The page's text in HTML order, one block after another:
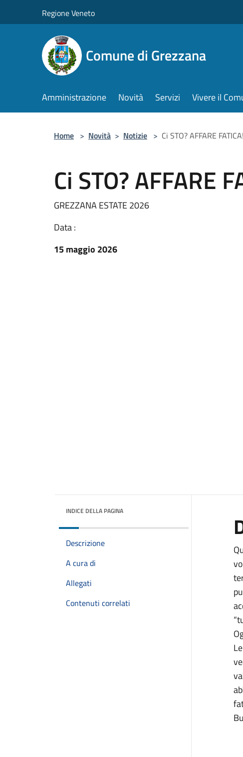
Regione Veneto
Comune di Grezzana
Amministrazione Novità Servizi Vivere il
Home > Novità > Notizie > Ci STO? AFFARE FATICA!
Ci STO? AFFARE
GREZZANA ESTATE 2026
Data :
15 maggio 2026
INDICE DELLA PAGINA
Descrizione
A cura di
Allegati
Contenuti correlati